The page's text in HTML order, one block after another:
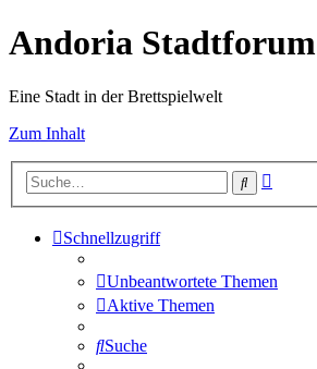
Andoria Stadtforum
Eine Stadt in der Brettspielwelt
Zum Inhalt
Suche
Schnellzugriff
Unbeantwortete Themen
Aktive Themen
Suche